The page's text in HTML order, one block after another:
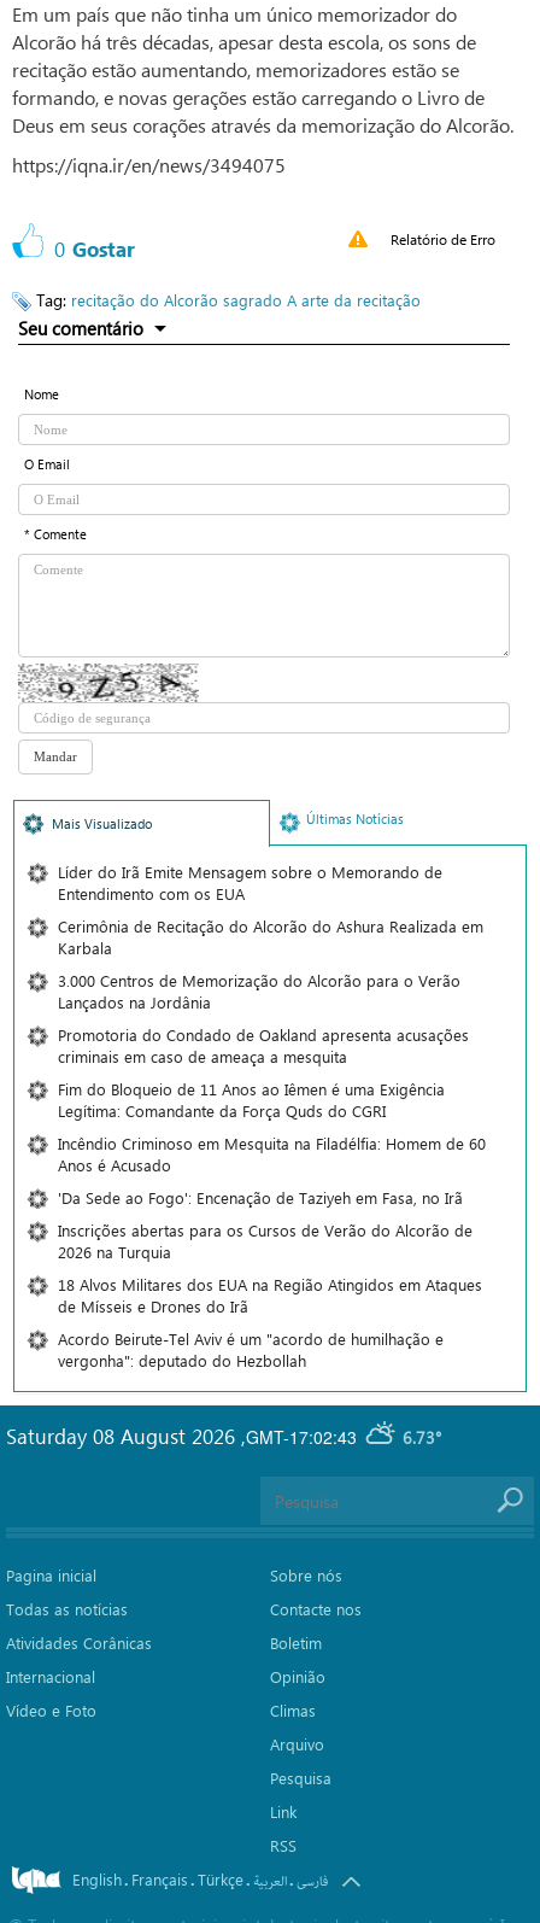
Em um país que não tinha um único memorizador do
Alcorão há três décadas, apesar desta escola, os sons de
recitação estão aumentando, memorizadores estão se
formando, e novas gerações estão carregando o Livro de
Deus em seus corações através da memorização do Alcorão.
https://iqna.ir/en/news/3494075
0 Gostar Relatório de Erro
Tag: recitação do Alcorão sagrado A arte da recitação
Seu comentário
Nome
O Email
* Comente
Mais Visualizado Últimas Notícias
Líder do Irã Emite Mensagem sobre o Memorando de
Entendimento com os EUA
Cerimônia de Recitação do Alcorão do Ashura Realizada em
Karbala
3.000 Centros de Memorização do Alcorão para o Verão
Lançados na Jordânia
Promotoria do Condado de Oakland apresenta acusações
criminais em caso de ameaça a mesquita
Fim do Bloqueio de 11 Anos ao Iêmen é uma Exigência
Legítima: Comandante da Força Quds do CGRI
Incêndio Criminoso em Mesquita na Filadélfia: Homem de 60
Anos é Acusado
'Da Sede ao Fogo': Encenação de Taziyeh em Fasa, no Irã
Inscrições abertas para os Cursos de Verão do Alcorão de
2026 na Turquia
18 Alvos Militares dos EUA na Região Atingidos em Ataques
de Mísseis e Drones do Irã
Acordo Beirute-Tel Aviv é um "acordo de humilhação e
vergonha": deputado do Hezbollah
GMT-17:02:43 6.73°
Saturday 08 August 2026 ,
Pagina inicial
Todas as notícias
Atividades Corânicas
Internacional
Vídeo e Foto
Sobre nós
Contacte nos
Boletim
Opinião
Climas
Arquivo
Pesquisa
Link
RSS
English. Français.Türkçe. العربیة.فارسی